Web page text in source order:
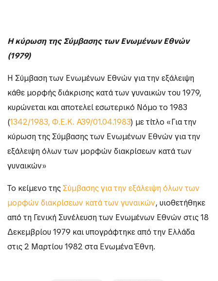
Η κύρωση της Σύμβασης των Ενωμένων Εθνών
(1979)
Η Σύμβαση των Ενωμένων Εθνών για την εξάλειψη
κάθε μορφής διάκρισης κατά των γυναικών του 1979,
κυρώνεται και αποτελεί εσωτερικό Νόμο το 1983
(1342/1983, Φ.Ε.Κ. Α΄39/01.04.1983) με τίτλο «Για την
κύρωση της Σύμβασης των Ενωμένων Εθνών για την
εξάλειψη όλων των μορφών διακρίσεων κατά των
γυναικών»
Το κείμενο της Σύμβασης για την εξάλειψη όλων των
μορφών διακρίσεων κατά των γυναικών, υιοθετήθηκε
από τη Γενική Συνέλευση των Ενωμένων Εθνών στις 18
Δεκεμβρίου 1979 και υπογράφτηκε από την Ελλάδα
στις 2 Μαρτίου 1982 στα Ενωμένα Έθνη.